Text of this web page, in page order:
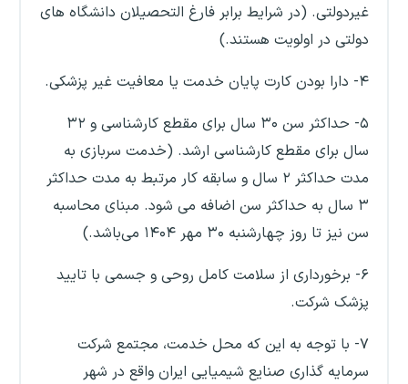
غیردولتی. (در شرایط برابر فارغ التحصیلان دانشگاه های
دولتی در اولویت هستند.)
۴- دارا بودن کارت پایان خدمت یا معافیت غیر پزشکی.
۵- حداکثر سن ۳۰ سال برای مقطع کارشناسی و ۳۲
سال برای مقطع کارشناسی ارشد. (خدمت سربازی به
مدت حداکثر ۲ سال و سابقه کار مرتبط به مدت حداکثر
۳ سال به حداکثر سن اضافه می شود. مبنای محاسبه
سن نیز تا روز چهارشنبه ۳۰ مهر ۱۴۰۴ می‌باشد.)
۶- برخورداری از سلامت کامل روحی و جسمی با تایید
پزشک شرکت.
۷- با توجه به این که محل خدمت، مجتمع شرکت
سرمایه گذاری صنایع شیمیایی ایران واقع در شهر